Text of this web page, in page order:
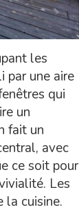
les
par une aire
qui
un
fait un
avec
ce soit pour
Les
la cuisine.